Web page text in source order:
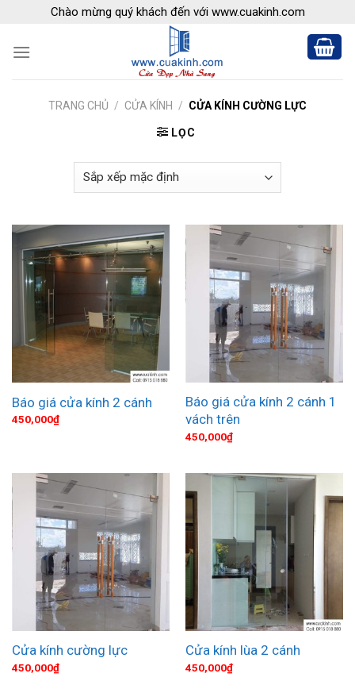
content
Chào mừng quý khách đến với www.cuakinh.com
TRANG CHỦ / CỬA KÍNH / CỬA KÍNH CƯỜNG LỰC
LỌC
Báo giá cửa kính 2 cánh
450,000₫
Báo giá cửa kính 2 cánh 1
vách trên
450,000₫
Cửa kính cường lực
450,000₫
Cửa kính lùa 2 cánh
450,000₫